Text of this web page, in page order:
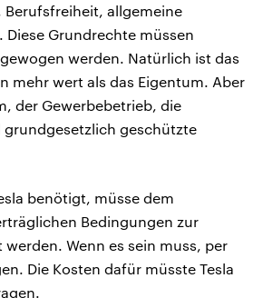
allgemeine
Grundrechte müssen
werden. Natürlich ist das
mehr wert als das Eigentum. Aber
der Gewerbebetrieb, die
grundgesetzlich geschützte
benötigt, müsse dem
Bedingungen zur
Wenn es sein muss, per
Die Kosten dafür müsste Tesla